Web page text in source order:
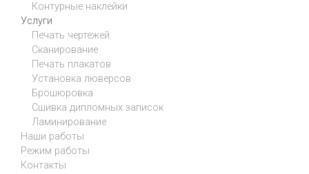
Контурные наклейки
Услуги
Печать чертежей
Сканирование
Печать плакатов
Установка люверсов
Брошюровка
Сшивка дипломных записок
Ламинирование
Наши работы
Режим работы
Контакты